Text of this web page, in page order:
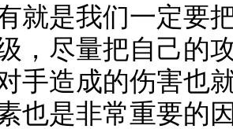
就是我们一定要
，尽量把自己的
手造成的伤害也
也是非常重要的